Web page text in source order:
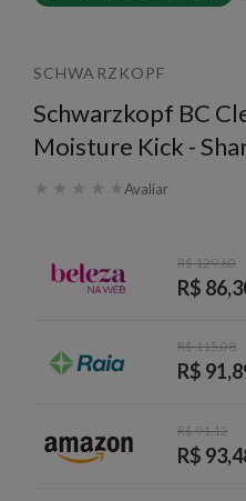
SCHWARZKOPF
Schwarzkopf BC
Moisture Kick -
★ ★ ★ ★ ★Avaliar
R$ 129,60
R$
R$ 115,08
R$
R$ 91,12
R$